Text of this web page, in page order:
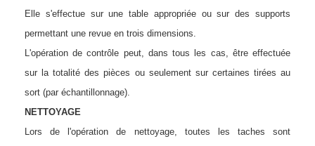
Elle s'effectue sur une table appropriée ou sur des supports
permettant une revue en trois dimensions.
L'opération de contrôle peut, dans tous les cas, être effectuée
sur la totalité des pièces ou seulement sur certaines tirées au
sort (par échantillonnage).
NETTOYAGE
Lors de l'opération de nettoyage, toutes les taches sont